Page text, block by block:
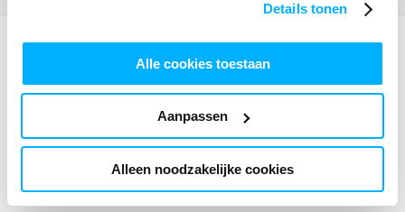
Details tonen
Alle cookies toestaan
Aanpassen
Alleen noodzakelijke cookies
Zuiver